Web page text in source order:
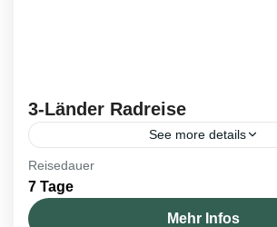
3-Länder Radreise
See more details
Italien,
1 Person
Reisedauer
7 Tage
Mehr Infos